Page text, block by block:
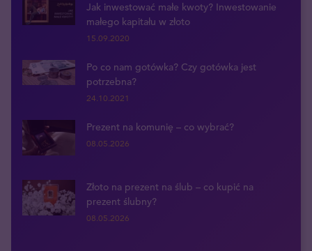
Jak inwestować małe kwoty? Inwestowanie
małego kapitału w złoto
15.09.2020
Po co nam gotówka? Czy gotówka jest
potrzebna?
24.10.2021
Prezent na komunię – co wybrać?
08.05.2026
Złoto na prezent na ślub – co kupić na
prezent ślubny?
08.05.2026